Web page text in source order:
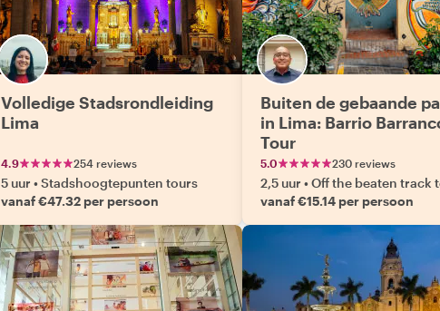
Volledige Stadsrondleiding
Lima
4.9 254 reviews
5 uur •Stadshoogtepunten tours
vanaf €47.32 per persoon
Buiten de gebaande
in Lima: Barrio
Tour
5.0 230 reviews
2,5 uur •Off the beaten track
vanaf €15.14 per persoon